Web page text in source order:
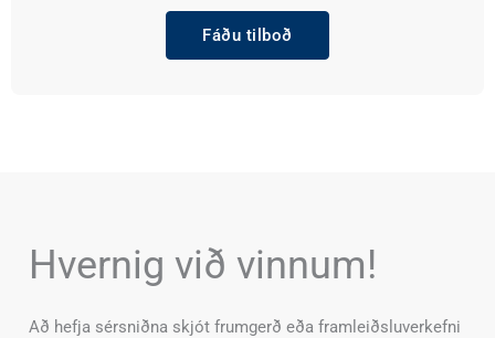
Fáðu tilboð
Hvernig við vinnum!
Að hefja sérsniðna skjót frumgerð eða framleiðsluverkefni